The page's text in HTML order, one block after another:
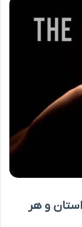
نقد، داستان و هر